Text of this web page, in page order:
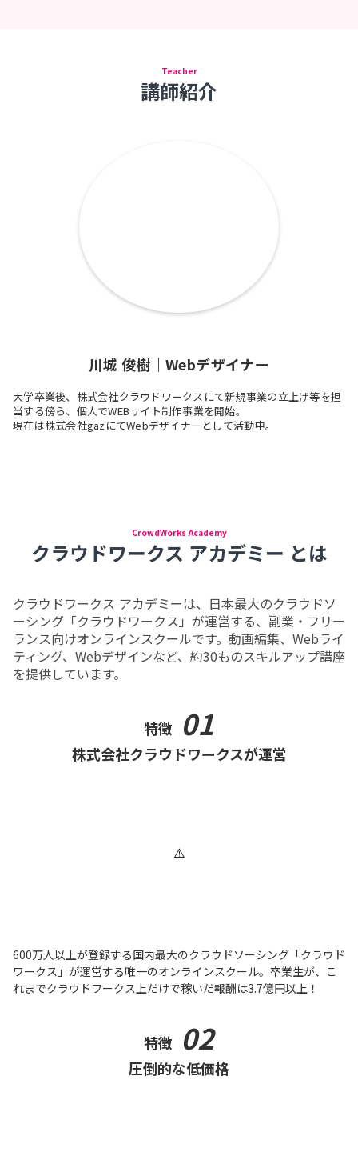
Teacher
講師紹介
川城 俊樹｜Webデザイナー
大学卒業後、株式会社クラウドワークスにて新規事業の立上げ等を担
当する傍ら、個人でWEBサイト制作事業を開始。
現在は株式会社gazにてWebデザイナーとして活動中。
CrowdWorks Academy
クラウドワークス アカデミー とは
クラウドワークス アカデミーは、日本最大のクラウドソ
ーシング「クラウドワークス」が運営する、副業・フリー
ランス向けオンラインスクールです。動画編集、Webライ
ティング、Webデザインなど、約30ものスキルアップ講座
を提供しています。
特徴 01
株式会社クラウドワークスが運営
600万人以上が登録する国内最大のクラウドソーシング「クラウド
ワークス」が運営する唯一のオンラインスクール。卒業生が、こ
れまでクラウドワークス上だけで稼いだ報酬は3.7億円以上！
特徴 02
圧倒的な低価格